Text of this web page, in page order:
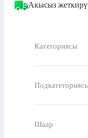
Акысыз
Категориясы
Шаар